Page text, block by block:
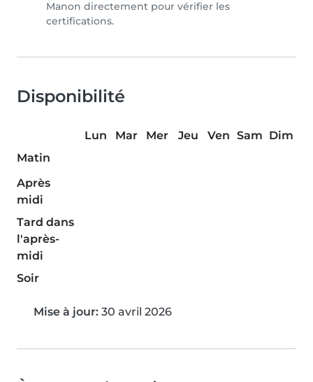
Manon directement pour vérifier les
certifications.
Disponibilité
Lun Mar Mer Jeu Ven Sam Dim
Matin
Après
midi
Tard dans
l'après-
midi
Soir
Mise à jour: 30 avril 2026